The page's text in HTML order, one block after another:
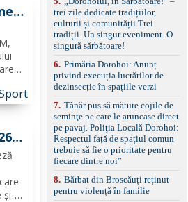
și-
free, Bluetooth, USB
Sistem start/stop, frână
de parcare electrică,
anvelope vară runflat
filtru de particule,
standard Euro 6 Trapă
panoramică, geamuri
remorcare Bonus: -
Covorașe textile montate
pe mașină. -Ofer și un
set de covorașe din
cauciuc/pvc. -Se vinde
împreună cu un set de
anvelope de iarnă.
trei zile dedicate tradițiilor,
culturii și comunității Trei
tradiții. Un singur eveniment. O
singură sărbătoare!
6. Primăria Dorohoi: Anunț
privind execuția lucrărilor de
dezinsecție în spațiile verzi
7. Tânăr pus să măture cojile de
seminţe pe care le aruncase direct
pe pavaj. Poliţia Locală Dorohoi:
Respectul față de spațiul comun
trebuie să fie o prioritate pentru
fiecare dintre noi”
8. Bărbat din Broscăuți reținut
pentru violență în familie